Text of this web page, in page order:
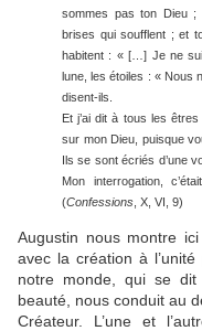
sommes pas ton Dieu ;
brises qui soufflent ; et
habitent : « […] Je ne
lune, les étoiles : « Nous
disent-ils.
Et j’ai dit à tous les
sur mon Dieu, puisque
Ils se sont écriés d’une
Mon interrogation,
(Confessions , X, VI, 9)
Augustin nous montre
avec la création à
notre monde, qui se dit
beauté, nous conduit au
Créateur. L’une et